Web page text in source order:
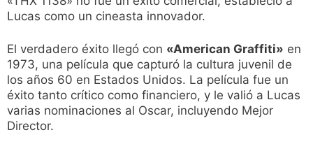
Lucas como un cineasta innovador.
El verdadero éxito llegó con «American Graffiti» en
1973, una película que capturó la cultura juvenil de
los años 60 en Estados Unidos. La película fue un
éxito tanto crítico como financiero, y le valió a Lucas
varias nominaciones al Oscar, incluyendo Mejor
Director.